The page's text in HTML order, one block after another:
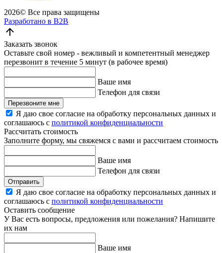
2026© Все права защищены
Разработано в B2B
Заказать звонок
Оставьте свой номер - вежливый и компетентный менеджер
перезвонит в течение 5 минут (в рабочее время)
Ваше имя
Телефон для связи
Перезвоните мне
Я даю свое согласие на обработку персональных данных и
соглашаюсь с политикой конфиденциальности
Рассчитать стоимость
Заполните форму, мы свяжемся с вами и рассчитаем стоимость
Ваше имя
Телефон для связи
Отправить
Я даю свое согласие на обработку персональных данных и
соглашаюсь с политикой конфиденциальности
Оставить сообщение
У Вас есть вопросы, предложения или пожелания? Напишите
их нам
Ваше имя